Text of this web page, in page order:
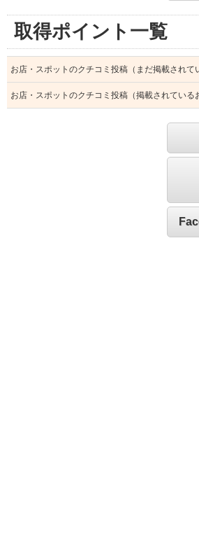
取得ポイント一覧
お店・スポットのクチコミ投稿（まだ掲載されて
お店・スポットのクチコミ投稿（掲載されている